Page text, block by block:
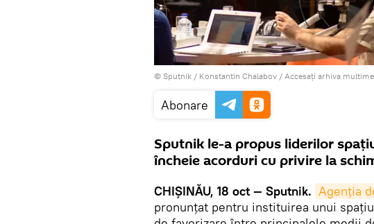
© Sputnik / Konstantin Chalabov / Accesați arhiva
Abonare
Sputnik le-a propus liderilor
încheie acorduri cu privire la
CHIȘINĂU, 18 oct — Sputnik. Agenția
pronunțat pentru instituirea unui